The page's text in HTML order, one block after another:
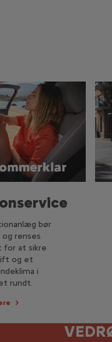
bør
renses
for at sikre
og et
i
rundt.